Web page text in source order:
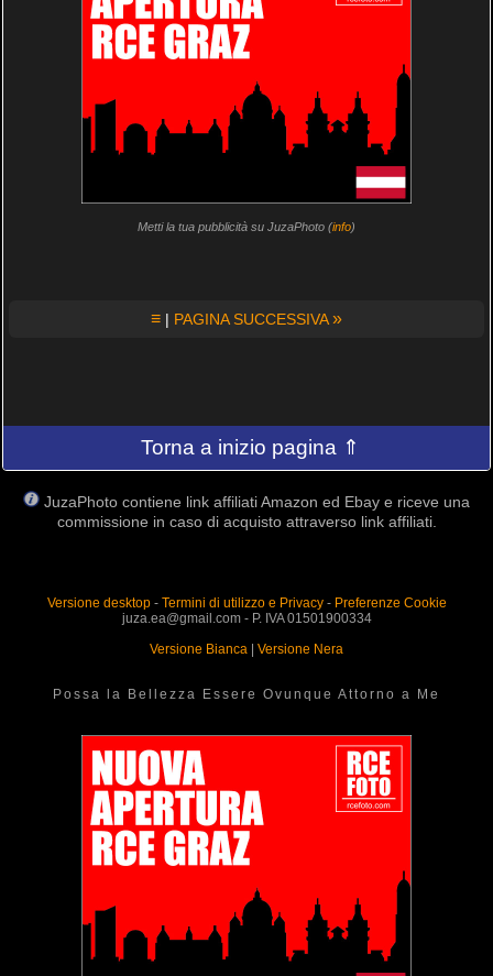
Metti la tua pubblicità su JuzaPhoto (info)
≡ | PAGINA SUCCESSIVA»
Torna a inizio pagina ⇑
JuzaPhoto contiene link affiliati Amazon ed Ebay e riceve una
commissione in caso di acquisto attraverso link affiliati.
Versione desktop- Termini di utilizzo e Privacy- Preferenze Cookie
juza.ea@gmail.com - P. IVA 01501900334
Versione Bianca
Versione Nera
Possa la Bellezza Essere Ovunque Attorno a Me